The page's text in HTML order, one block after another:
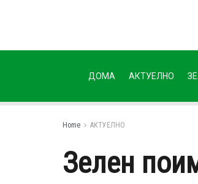
ДОМА АКТУЕЛНО
Home АКТУЕЛНО
Зелен